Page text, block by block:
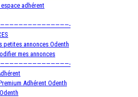
adhérent
petites annonces Odenth
mes annonces
Adhérent Odenth